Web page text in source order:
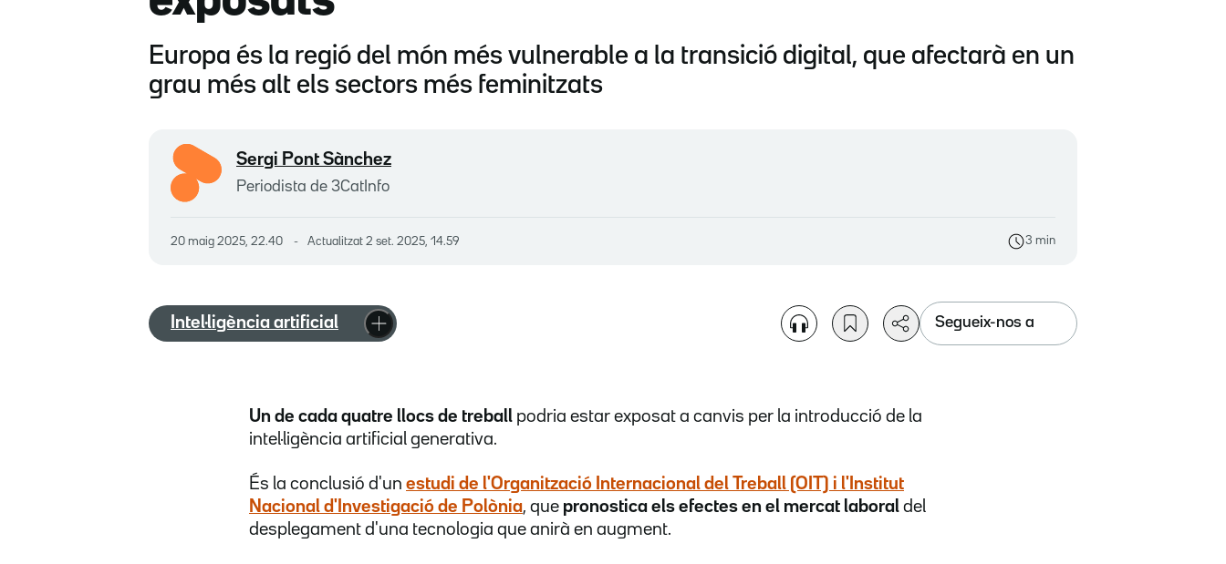
Europa és la regió del món més vulnerable a la transició digital, que afectarà en un
grau més alt els sectors més feminitzats
Sergi Pont Sànchez
Periodista de 3CatInfo
20 maig 2025, 22.40 Actualitzat 2 set. 2025, 14.59 3 min
Intel·ligència artificial Segueix-nos a
Un de cada quatre llocs de treball podria estar exposat a canvis per la introducció de la
intel·ligència artificial generativa.
És la conclusió d'un estudi de l'Organització Internacional del Treball (OIT) i l'Institut
Nacional d'Investigació de Polònia, que pronostica els efectes en el mercat laboral del
desplegament d'una tecnologia que anirà en augment.